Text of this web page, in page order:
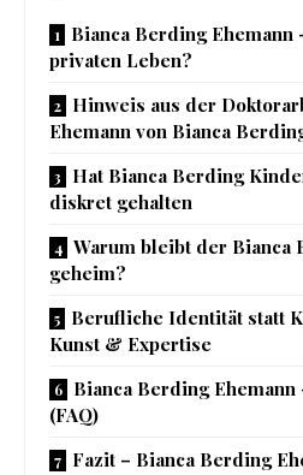
Bianca Berding Ehemann
privaten Leben?
Hinweis aus der
Ehemann von Bianca
Hat Bianca Berding
diskret gehalten
Warum bleibt der Bianca
geheim?
Berufliche Identität statt
Kunst & Expertise
Bianca Berding
(FAQ)
Fazit – Bianca Berding